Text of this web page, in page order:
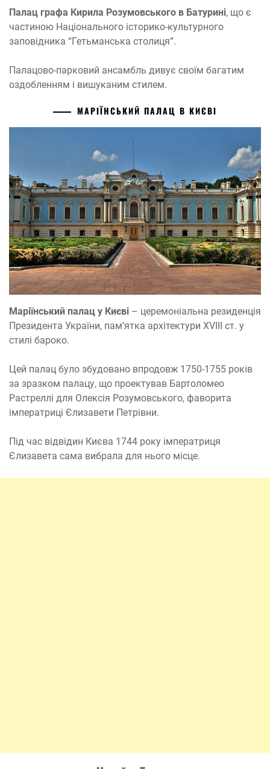
Палац графа Кирила Розумовського в Батурині, що є
частиною Національного історико-культурного
заповідника “Гетьманська столиця”.
Палацово-парковий ансамбль дивує своїм багатим
оздобленням і вишуканим стилем.
МАРІЇНСЬКИЙ ПАЛАЦ В КИЄВІ
Маріїнський палац у Києві – церемоніальна резиденція
Президента України, пам’ятка архітектури XVIII ст. у
стилі бароко.
Цей палац було збудовано впродовж 1750-1755 років
за зразком палацу, що проектував Бартоломео
Растреллі для Олексія Розумовського, фаворита
імператриці Єлизавети Петрівни.
Під час відвідин Києва 1744 року імператриця
Єлизавета сама вибрала для нього місце.